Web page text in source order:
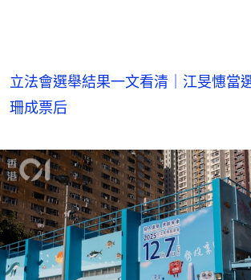
立法會選舉結果一文看清｜江旻憓
珊成票后